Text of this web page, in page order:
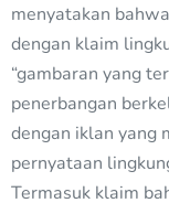
menyatakan
dengan klaim
“gambaran yang
penerbangan
dengan iklan yang
pernyataan
Termasuk klaim